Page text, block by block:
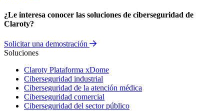
¿Le interesa conocer las soluciones de ciberseguridad de
Claroty?
Solicitar una demostración
Soluciones
Claroty Plataforma xDome
Ciberseguridad industrial
Ciberseguridad de la atención médica
Ciberseguridad comercial
Ciberseguridad del sector público